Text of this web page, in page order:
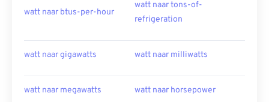
watt naar btus-per-hour
watt naar tons-of-
refrigeration
watt naar gigawatts watt naar milliwatts
watt naar megawatts watt naar horsepower